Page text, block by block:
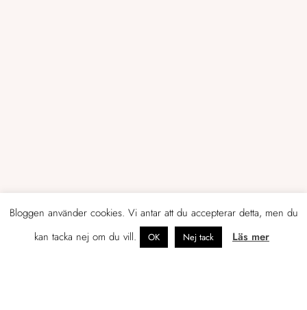
Bloggen använder cookies. Vi antar att du accepterar detta, men du
kan tacka nej om du vill.
OK Nej tack Läs mer